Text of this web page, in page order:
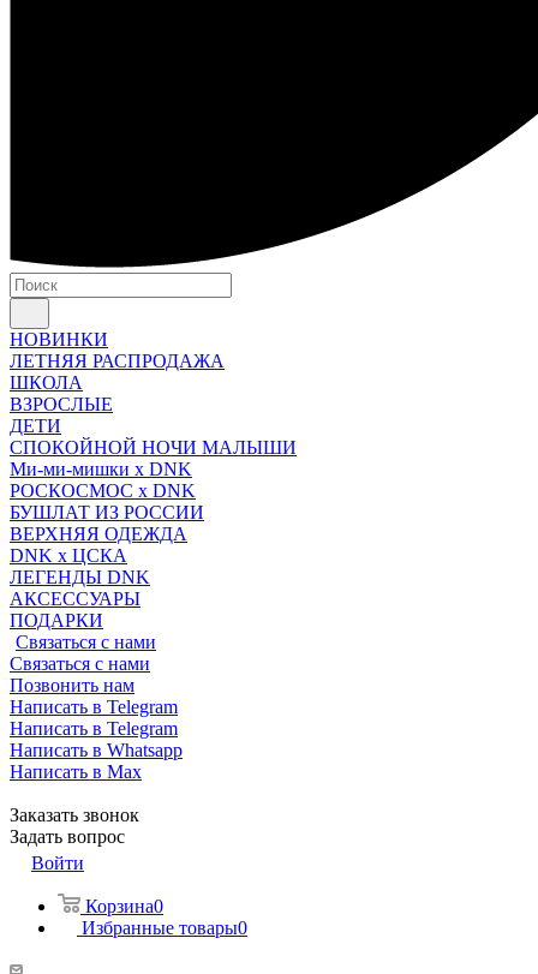
НОВИНКИ
ЛЕТНЯЯ РАСПРОДАЖА
ШКОЛА
ВЗРОСЛЫЕ
ДЕТИ
СПОКОЙНОЙ НОЧИ МАЛЫШИ
Ми-ми-мишки x DNK
РОСКОСМОС x DNK
БУШЛАТ ИЗ РОССИИ
ВЕРХНЯЯ ОДЕЖДА
DNK x ЦСКА
ЛЕГЕНДЫ DNK
АКСЕССУАРЫ
ПОДАРКИ
Связаться с нами
Связаться с нами
Позвонить нам
Написать в Telegram
Написать в Telegram
Написать в Whatsapp
Написать в Max
Заказать звонок
Задать вопрос
Войти
Корзина0
Избранные товары0